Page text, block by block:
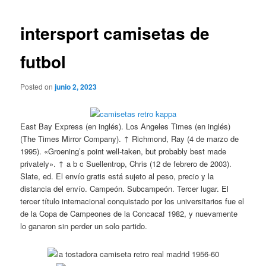
intersport camisetas de
futbol
Posted onjunio 2, 2023
East Bay Express (en inglés). Los Angeles Times (en inglés)
(The Times Mirror Company). ↑ Richmond, Ray (4 de marzo de
1995). «Groening’s point well-taken, but probably best made
privately». ↑ a b c Suellentrop, Chris (12 de febrero de 2003).
Slate, ed. El envío gratis está sujeto al peso, precio y la
distancia del envío. Campeón. Subcampeón. Tercer lugar. El
tercer título internacional conquistado por los universitarios fue el
de la Copa de Campeones de la Concacaf 1982, y nuevamente
lo ganaron sin perder un solo partido.